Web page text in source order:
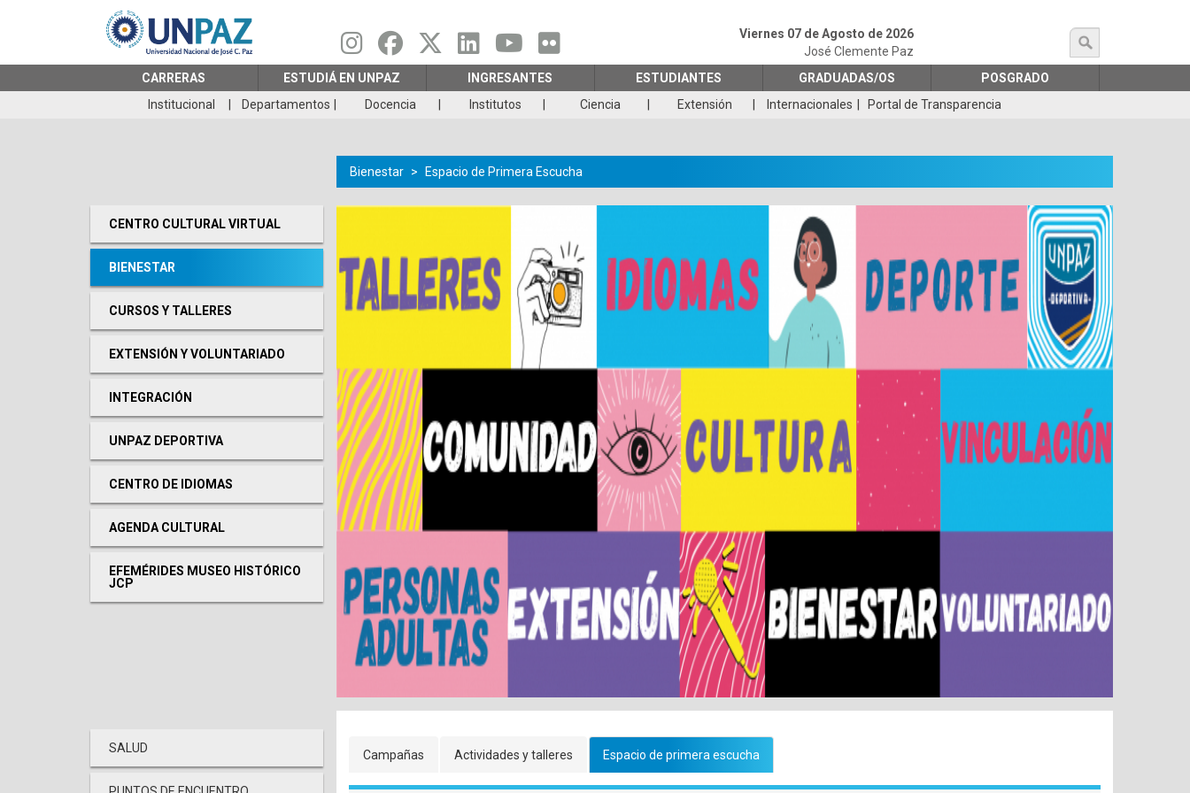
principal
búsqueda
Viernes 07 de Agosto de 2026
José Clemente Paz
CARRERAS
ESTUDIÁ EN UNPAZ INGRESANTES ESTUDIANTES GRADUADAS/OS
POSGRADO
Institucional
Departamentos Docencia Institutos Ciencia Extensión Internacionales Portal de Transparencia
CENTRO CULTURAL VIRTUAL
BIENESTAR
CURSOS Y TALLERES
EXTENSIÓN Y VOLUNTARIADO
INTEGRACIÓN
UNPAZ DEPORTIVA
CENTRO DE IDIOMAS
AGENDA CULTURAL
EFEMÉRIDES MUSEO HISTÓRICO
JCP
SALUD
Bienestar Espacio de Primera Escucha
Primary
tabs
Campañas Actividades y talleres Espacio de primera escucha